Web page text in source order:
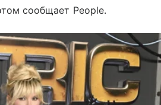
сообщает People.